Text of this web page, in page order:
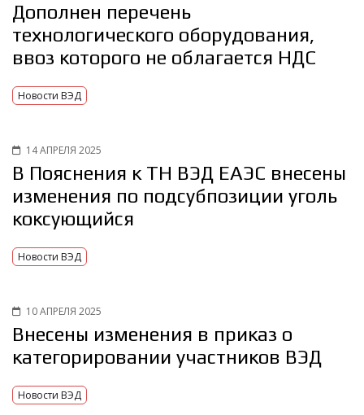
Дополнен перечень
технологического оборудования,
ввоз которого не облагается НДС
Новости ВЭД
14 АПРЕЛЯ 2025
В Пояснения к ТН ВЭД ЕАЭС внесены
изменения по подсубпозиции уголь
коксующийся
Новости ВЭД
10 АПРЕЛЯ 2025
Внесены изменения в приказ о
категорировании участников ВЭД
Новости ВЭД